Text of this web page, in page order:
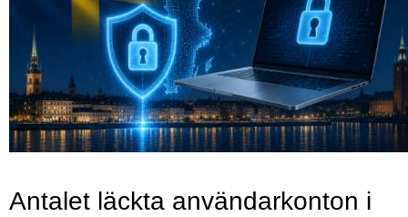
Antalet läckta användarkonton i